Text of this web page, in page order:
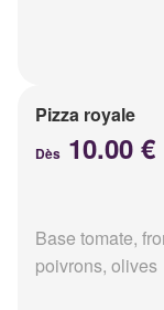
Pizza royale
Dès 10.00 €
Base tomate,
poivrons, olives